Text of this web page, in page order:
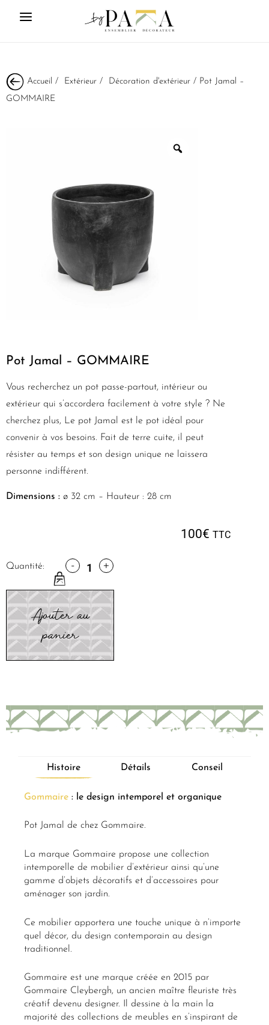
Accueil / Extérieur / Décoration d'extérieur / Pot Jamal –
GOMMAIRE
Pot Jamal – GOMMAIRE
Vous recherchez un pot passe-partout, intérieur ou
extérieur qui s’accordera facilement à votre style ? Ne
cherchez plus, Le pot Jamal est le pot idéal pour
convenir à vos besoins. Fait de terre cuite, il peut
résister au temps et son design unique ne laissera
personne indifférent.
Dimensions : ø 32 cm – Hauteur : 28 cm
100€ TTC
Quantité: - +
Ajouter au
panier
Histoire Détails Conseil
Gommaire : le design intemporel et organique
Pot Jamal de chez Gommaire.
La marque Gommaire propose une collection
intemporelle de mobilier d’extérieur ainsi qu’une
gamme d’objets décoratifs et d’accessoires pour
aménager son jardin.
Ce mobilier apportera une touche unique à n’importe
quel décor, du design contemporain au design
traditionnel.
Gommaire est une marque créée en 2015 par
Gommaire Cleybergh, un ancien maître fleuriste très
créatif devenu designer. Il dessine à la main la
majorité des collections de meubles en s’inspirant de